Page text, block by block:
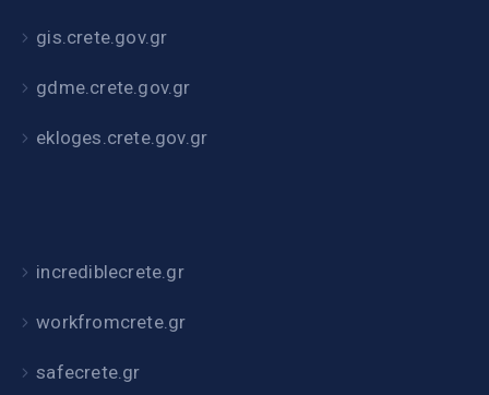
gis.crete.gov.gr
gdme.crete.gov.gr
ekloges.crete.gov.gr
incrediblecrete.gr
workfromcrete.gr
safecrete.gr